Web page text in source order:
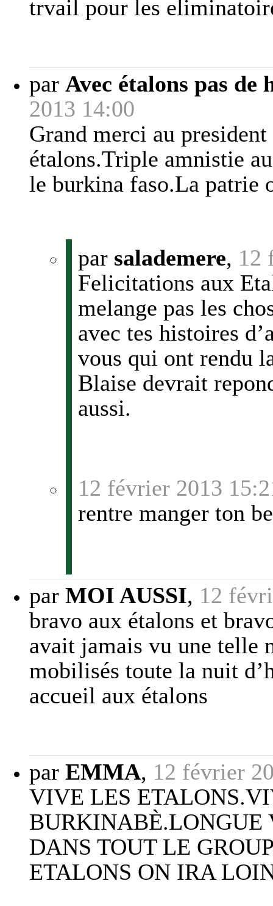
trvail pour les
par Avec étalons pas de
2013 14:00
Grand merci au
étalons.Triple amnistie
le burkina faso.La patrie
par salademere, 12
Felicitations aux
melange pas les
avec tes histoires
vous qui ont rendu
Blaise devrait
aussi.
12 février 2013
rentre manger ton
par MOI AUSSI, 12
bravo aux étalons et
avait jamais vu une telle
mobilisés toute la nuit
accueil aux étalons
par EMMA, 12 février
VIVE LES
BURKINABÈ.LONGUE
DANS TOUT LE
ETALONS ON IRA